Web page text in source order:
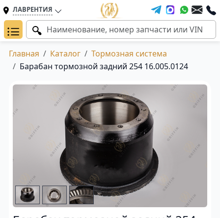
ЛАВРЕНТИЯ
Главная Каталог
Тормозная система
Барабан тормозной задний 254 16.005.0124